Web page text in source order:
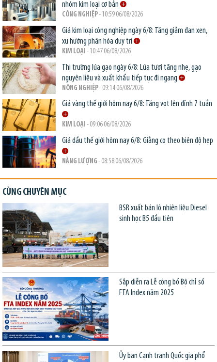
nhóm kim loại cơ bản
CÔNG NGHIỆP- 10:59 06/08/2026
Giá kim loại công nghiệp ngày 6/8: Tăng giảm đan xen,
xu hướng phân hóa duy trì
KIM LOẠI - 10:47 06/08/2026
Thị trường lúa gạo ngày 6/8: Lúa tươi tăng nhẹ, gạo
nguyên liệu và xuất khẩu tiếp tục đi ngang
NÔNG NGHIỆP- 09:14 06/08/2026
Giá vàng thế giới hôm nay 6/8: Tăng vọt lên đỉnh 7 tuần
KIM LOẠI - 09:06 06/08/2026
Giá dầu thế giới hôm nay 6/8: Giằng co theo biên độ hẹp
NĂNG LƯỢNG - 08:58 06/08/2026
CÙNG CHUYÊN MỤC
BSR xuất bán lô nhiên liệu Diesel
sinh học B5 đầu tiên
Sắp diễn ra Lễ công bố Bộ chỉ số
FTA Index năm 2025
Ủy ban Cạnh tranh Quốc gia phổ